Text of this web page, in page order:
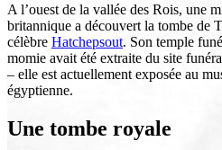
A l’ouest de la vallée des Rois, une
britannique a découvert la tombe de
célèbre Hatchepsout. Son temple
momie avait été extraite du site
– elle est actuellement exposée au
égyptienne.
Une tombe royale